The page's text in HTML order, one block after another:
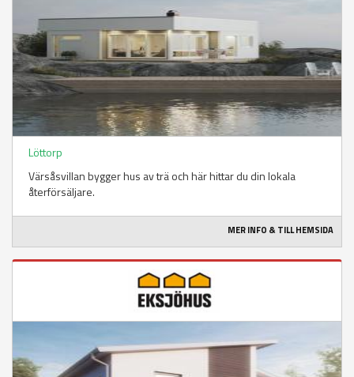
Löttorp
Värsåsvillan bygger hus av trä och här hittar du din lokala
återförsäljare.
MER INFO & TILL HEMSIDA